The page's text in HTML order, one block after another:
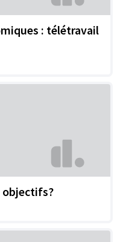
: télétravail
objectifs?